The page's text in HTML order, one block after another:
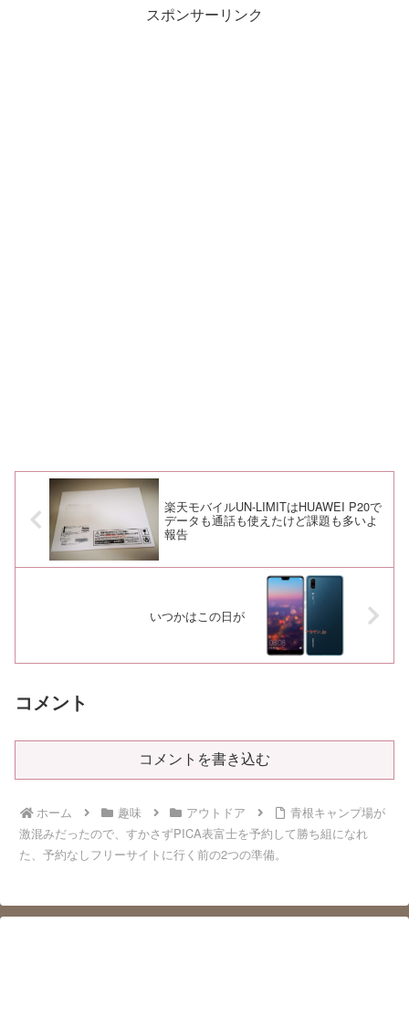
スポンサーリンク
楽天モバイルUN-LIMITはHUAWEI P20で
データも通話も使えたけど課題も多いよ
報告
いつかはこの日が
コメント
コメントを書き込む
ホーム 趣味 アウトドア
青根キャンプ場が
激混みだったので、すかさずPICA表富士を予約して勝ち組になれ
た、予約なしフリーサイトに行く前の2つの準備。